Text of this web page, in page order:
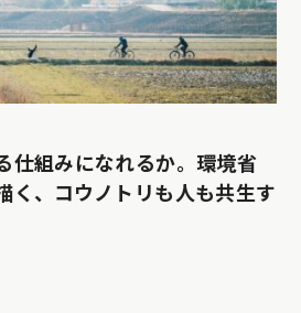
仕組みになれるか。環境省
く、コウノトリも人も共生す